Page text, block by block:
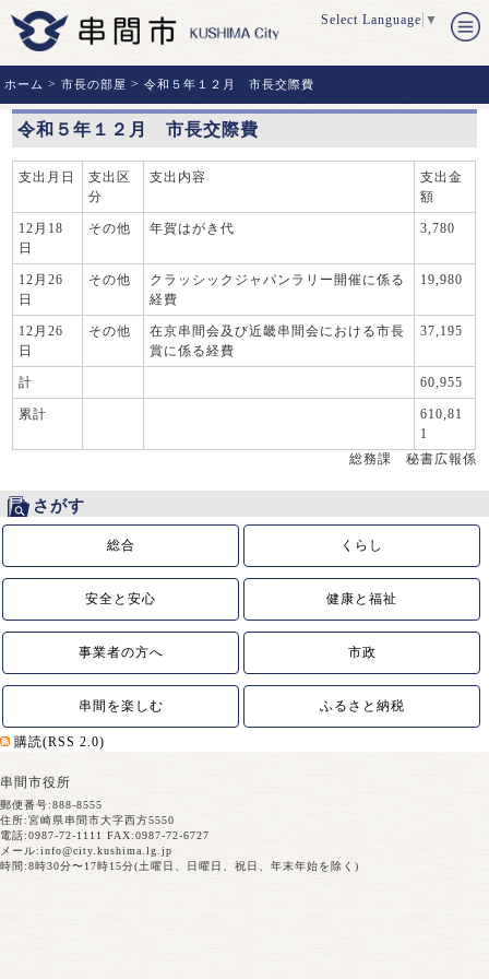
Select Language ▼
ホーム >市長の部屋 >令和５年１２月 市長交際費
令和５年１２月 市長交際費
支出月日
支出区
分
支出内容
支出金
額
12月18
日
その他 年賀はがき代 3,780
12月26
日
その他
クラッシックジャパンラリー開催に係る
経費
19,980
12月26
日
その他
在京串間会及び近畿串間会における市長
賞に係る経費
37,195
計 60,955
累計
610,81
1
総務課 秘書広報係
さがす
総合 くらし
安全と安心 健康と福祉
事業者の方へ 市政
串間を楽しむ ふるさと納税
購読(RSS 2.0)
串間市役所
郵便番号:888-8555
住所:宮崎県串間市大字西方5550
電話:0987-72-1111 FAX:0987-72-6727
メール:info@city.kushima.lg.jp
時間:8時30分〜17時15分(土曜日、日曜日、祝日、年末年始を除く)